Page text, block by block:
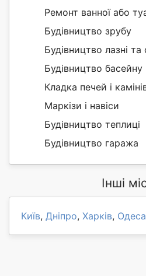
Ремонт ванної або
Будівництво зрубу
Будівництво лазні та
Будівництво басейну
Кладка печей і
Маркізи і навіси
Будівництво теплиці
Будівництво гаража
Інші
Київ, Дніпро, Харків, Одеса